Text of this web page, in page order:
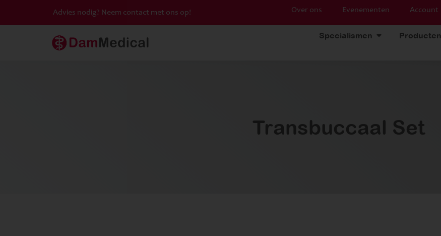
Advies nodig? Neem contact met ons op! Over ons Evenementen Account
Specialismen Producten
Transbuccaal Set